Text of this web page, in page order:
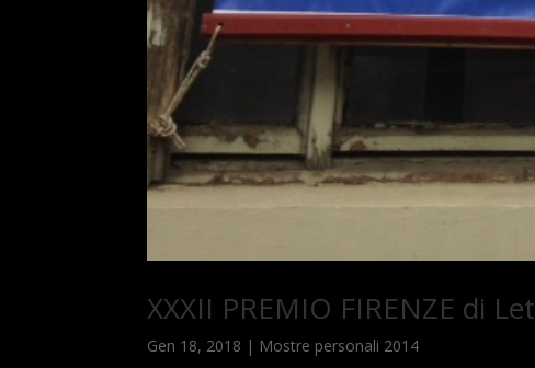
XXXII PREMIO FIRENZE di
Gen 18, 2018 | Mostre personali 2014